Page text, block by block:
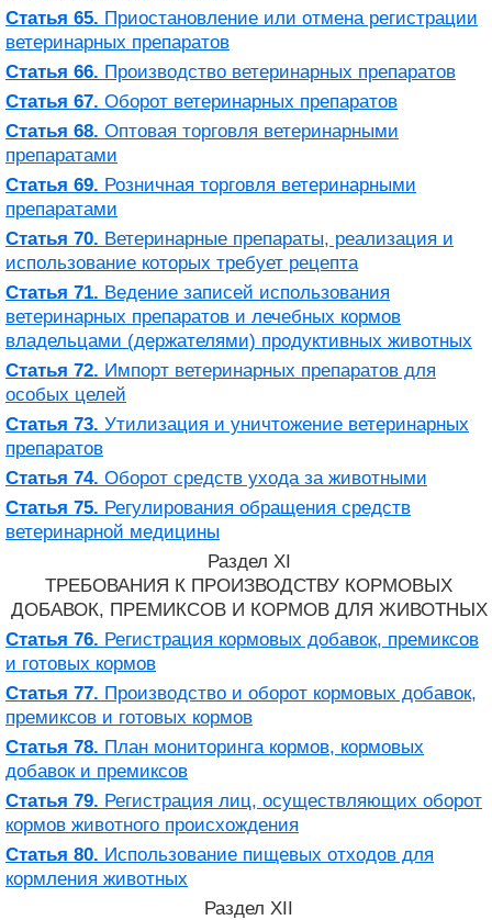
Статья 65. Приостановление или отмена регистрации
ветеринарных препаратов
Статья 66. Производство ветеринарных препаратов
Статья 67. Оборот ветеринарных препаратов
Статья 68. Оптовая торговля ветеринарными
препаратами
Статья 69. Розничная торговля ветеринарными
препаратами
Статья 70. Ветеринарные препараты, реализация и
использование которых требует рецепта
Статья 71. Ведение записей использования
ветеринарных препаратов и лечебных кормов
владельцами (держателями) продуктивных животных
Статья 72. Импорт ветеринарных препаратов для
особых целей
Статья 73. Утилизация и уничтожение ветеринарных
препаратов
Статья 74. Оборот средств ухода за животными
Статья 75. Регулирования обращения средств
ветеринарной медицины
Раздел XI
ТРЕБОВАНИЯ К ПРОИЗВОДСТВУ КОРМОВЫХ
ДОБАВОК, ПРЕМИКСОВ И КОРМОВ ДЛЯ ЖИВОТНЫХ
Статья 76. Регистрация кормовых добавок, премиксов
и готовых кормов
Статья 77. Производство и оборот кормовых добавок,
премиксов и готовых кормов
Статья 78. План мониторинга кормов, кормовых
добавок и премиксов
Статья 79. Регистрация лиц, осуществляющих оборот
кормов животного происхождения
Статья 80. Использование пищевых отходов для
кормления животных
Раздел XII